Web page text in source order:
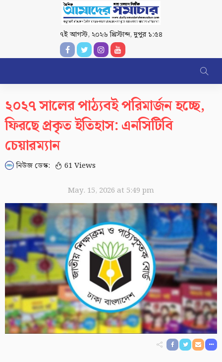
৭ই আগস্ট, ২০২৬ খ্রিস্টাব্দ,দুপুর ১:৫৪
২০২৭ সালের পাঠ্যবই পরিমার্জন হচ্ছে,
ফিরছে প্রকৃত ইতিহাস: এনসিটিবি
চেয়ারম্যান
নিউজ ডেস্ক: 61 Views
May. 15, 2026 at 5:49 pm